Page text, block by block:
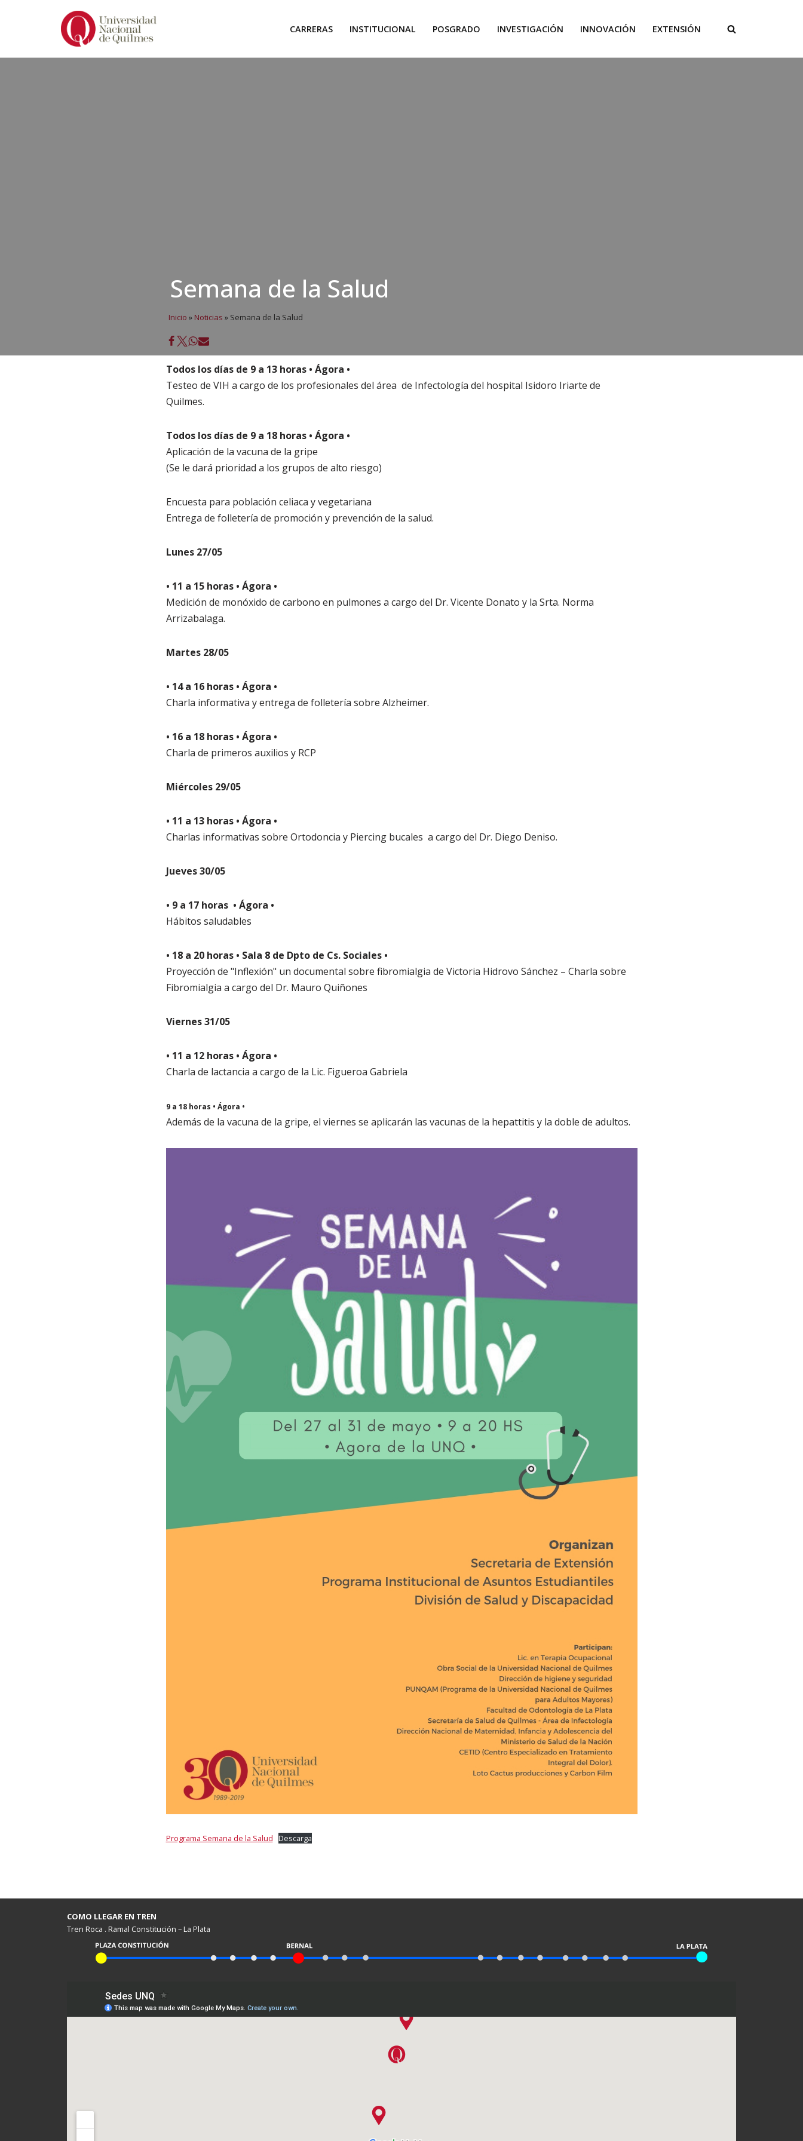
CARRERAS INSTITUCIONAL POSGRADO INVESTIGACIÓN INNOVACIÓN EXTENSIÓN
Semana de la Salud
Inicio » Noticias » Semana de la Salud
Todos los días de 9 a 13 horas • Ágora •
Testeo de VIH a cargo de los profesionales del área de Infectología del hospital Isidoro Iriarte de
Quilmes.
Todos los días de 9 a 18 horas • Ágora •
Aplicación de la vacuna de la gripe
(Se le dará prioridad a los grupos de alto riesgo)
Encuesta para población celiaca y vegetariana
Entrega de folletería de promoción y prevención de la salud.
Lunes 27/05
• 11 a 15 horas • Ágora •
Medición de monóxido de carbono en pulmones a cargo del Dr. Vicente Donato y la Srta. Norma
Arrizabalaga.
Martes 28/05
• 14 a 16 horas • Ágora •
Charla informativa y entrega de folletería sobre Alzheimer.
• 16 a 18 horas • Ágora •
Charla de primeros auxilios y RCP
Miércoles 29/05
• 11 a 13 horas • Ágora •
Charlas informativas sobre Ortodoncia y Piercing bucales a cargo del Dr. Diego Deniso.
Jueves 30/05
• 9 a 17 horas • Ágora •
Hábitos saludables
• 18 a 20 horas • Sala 8 de Dpto de Cs. Sociales •
Proyección de "Inflexión" un documental sobre fibromialgia de Victoria Hidrovo Sánchez – Charla sobre
Fibromialgia a cargo del Dr. Mauro Quiñones
Viernes 31/05
• 11 a 12 horas • Ágora •
Charla de lactancia a cargo de la Lic. Figueroa Gabriela
9 a 18 horas • Ágora •
Además de la vacuna de la gripe, el viernes se aplicarán las vacunas de la hepattitis y la doble de adultos.
Programa Semana de la Salud Descarga
COMO LLEGAR EN TREN
Tren Roca . Ramal Constitución – La Plata